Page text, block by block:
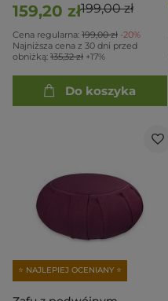
159,20 zł199,00 zł
Cena regularna: 199,00 zł -20%
Najniższa cena z 30 dni przed
obniżką: 135,32 zł +17%
Do koszyka
⭐ NAJLEPIEJ OCENIANY ⭐